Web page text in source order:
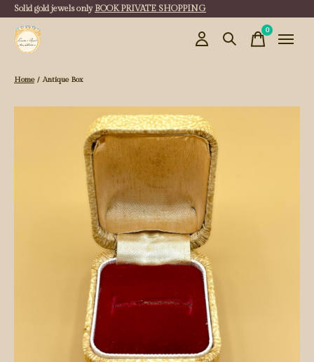
Solid gold jewels only BOOK PRIVATE SHOPPING
0items
Home / Antique Box